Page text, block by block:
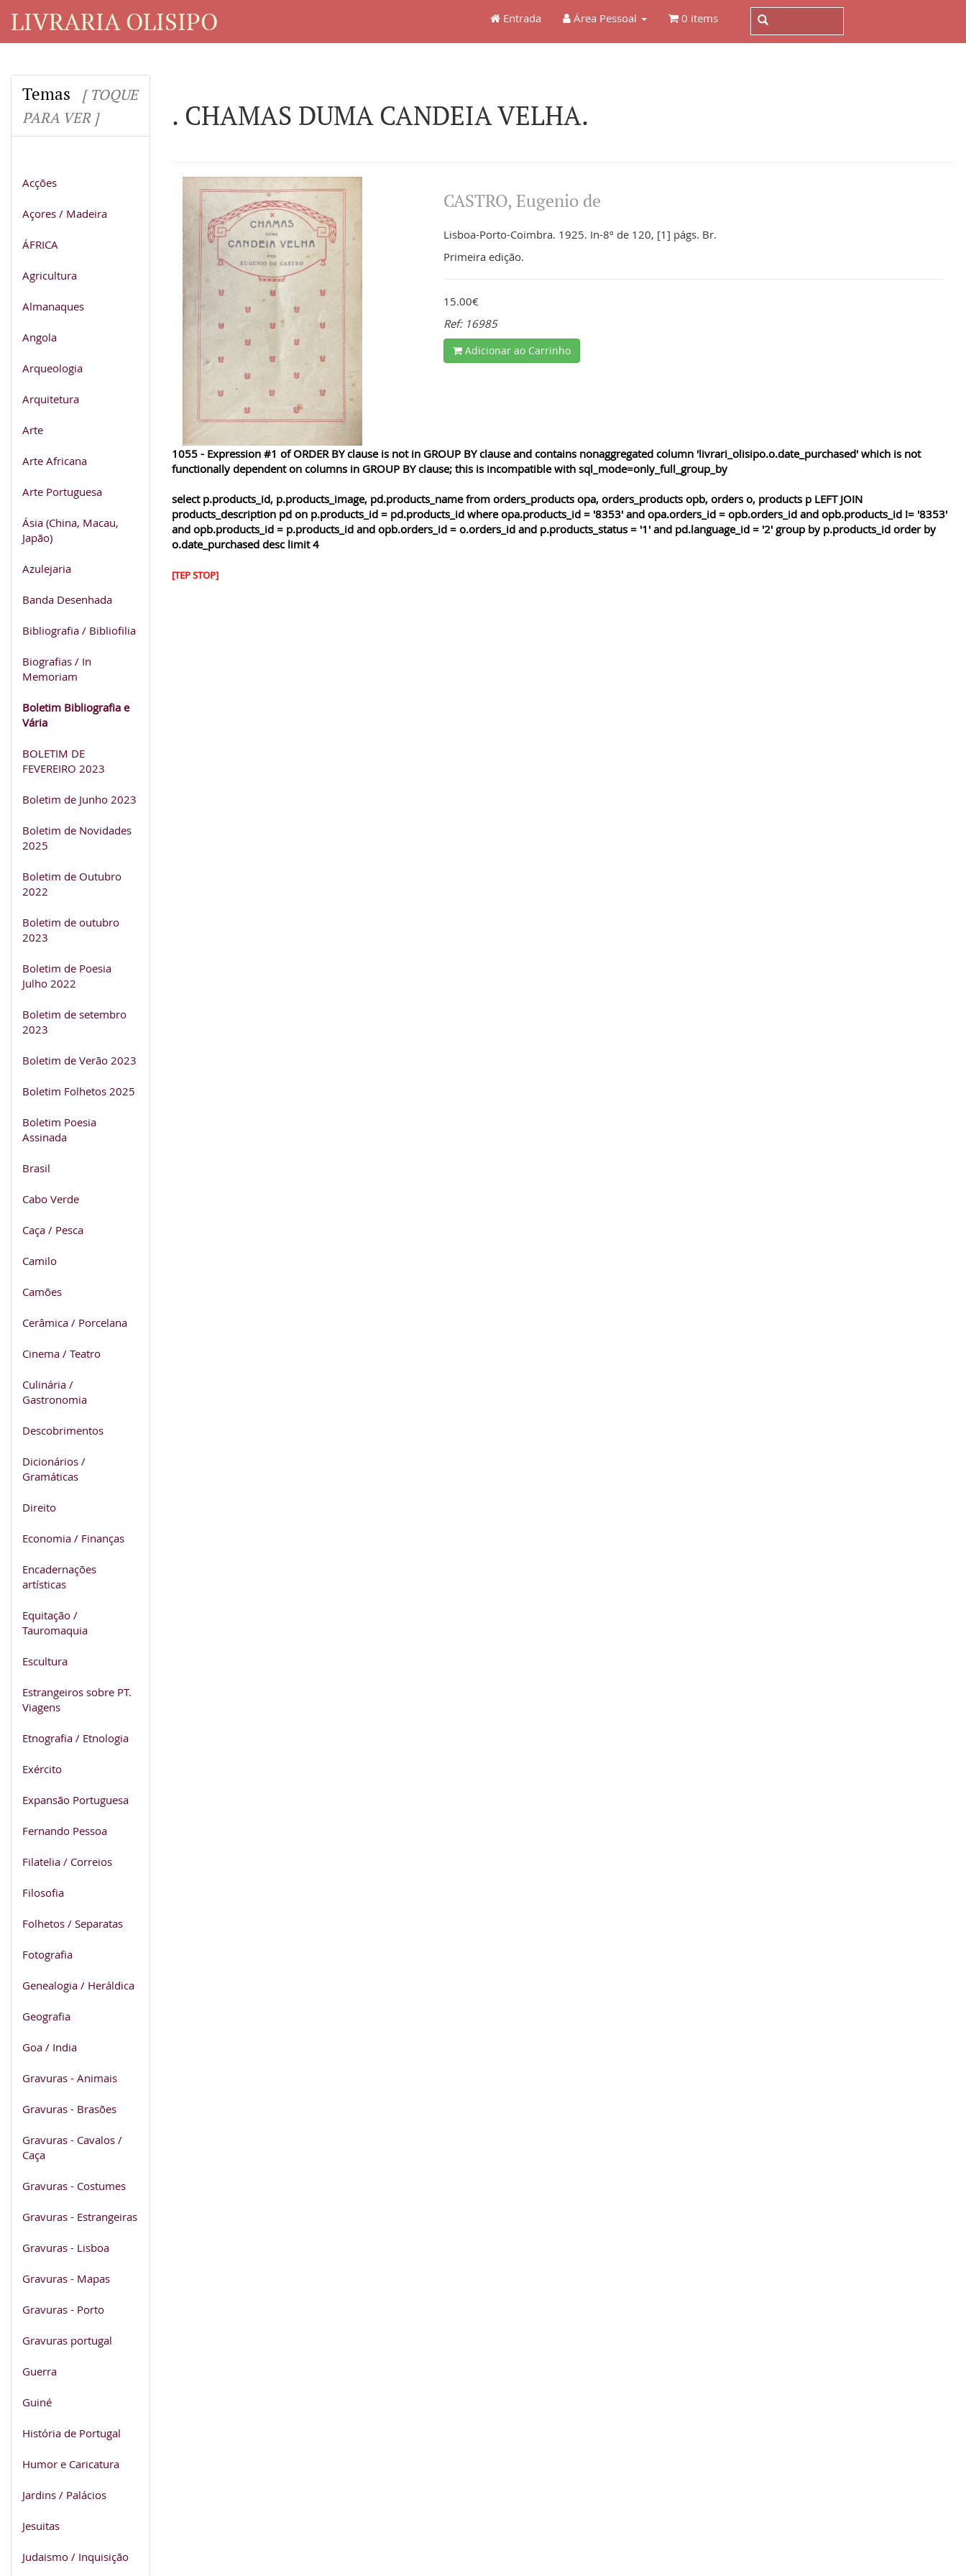
LIVRARIA OLISIPO Entrada Área Pessoal 0 items
Temas
[ TOQUE
PARA VER ]
Acções
Açores / Madeira
ÁFRICA
Agricultura
Almanaques
Angola
Arqueologia
Arquitetura
Arte
Arte Africana
Arte Portuguesa
Ásia (China, Macau,
Japão)
Azulejaria
Banda Desenhada
Bibliografia / Bibliofilia
Biografias / In
Memoriam
Boletim Bibliografia e
Vária
BOLETIM DE
FEVEREIRO 2023
Boletim de Junho 2023
Boletim de Novidades
2025
Boletim de Outubro
2022
Boletim de outubro
2023
Boletim de Poesia
Julho 2022
Boletim de setembro
2023
Boletim de Verão 2023
Boletim Folhetos 2025
Boletim Poesia
Assinada
Brasil
Cabo Verde
Caça / Pesca
Camilo
Camões
Cerâmica / Porcelana
Cinema / Teatro
Culinária /
Gastronomia
Descobrimentos
Dicionários /
Gramáticas
Direito
Economia / Finanças
Encadernações
artísticas
Equitação /
Tauromaquia
Escultura
Estrangeiros sobre PT.
Viagens
Etnografia / Etnologia
Exército
Expansão Portuguesa
Fernando Pessoa
Filatelia / Correios
Filosofia
Folhetos / Separatas
Fotografia
Genealogia / Heráldica
Geografia
Goa / India
Gravuras - Animais
Gravuras - Brasões
Gravuras - Cavalos /
Caça
Gravuras - Costumes
Gravuras - Estrangeiras
Gravuras - Lisboa
Gravuras - Mapas
Gravuras - Porto
Gravuras portugal
Guerra
Guiné
História de Portugal
Humor e Caricatura
Jardins / Palácios
Jesuitas
Judaismo / Inquisição
. CHAMAS DUMA CANDEIA VELHA.
CASTRO, Eugenio de
Lisboa-Porto-Coimbra. 1925. In-8º de 120, [1] págs. Br.
Primeira edição.
15.00€
Ref: 16985
Adicionar ao Carrinho
1055 - Expression #1 of ORDER BY clause is not in GROUP BY clause and contains nonaggregated column 'livrari_olisipo.o.date_purchased' which is not
functionally dependent on columns in GROUP BY clause; this is incompatible with sql_mode=only_full_group_by
select p.products_id, p.products_image, pd.products_name from orders_products opa, orders_products opb, orders o, products p LEFT JOIN
products_description pd on p.products_id = pd.products_id where opa.products_id = '8353' and opa.orders_id = opb.orders_id and opb.products_id != '8353'
and opb.products_id = p.products_id and opb.orders_id = o.orders_id and p.products_status = '1' and pd.language_id = '2' group by p.products_id order by
o.date_purchased desc limit 4
[TEP STOP]